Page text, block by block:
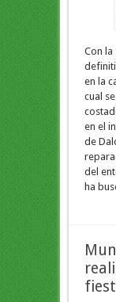
Con
en la
cual
en el
de
del
ha